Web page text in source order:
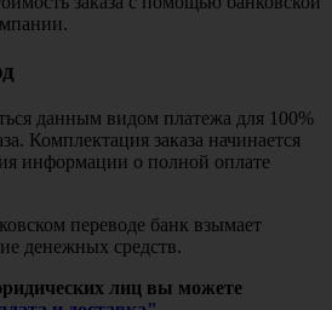
данным видом платежа для 100%
Комплектация заказа начинается
информации о полной оплате
переводе банк взымает
денежных средств.
лиц вы можете